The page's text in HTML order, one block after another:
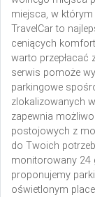
miejsca, w
TravelCar to
ceniących
warto przepłacać
serwis pomoże
parkingowe
zlokalizowanych
zapewnia
postojowych z
do Twoich
monitorowany 24
proponujemy
oświetlonym